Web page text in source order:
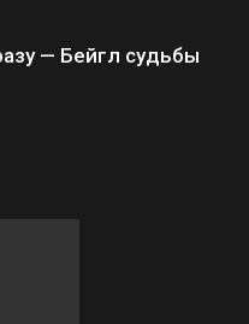
— Бейгл судьбы